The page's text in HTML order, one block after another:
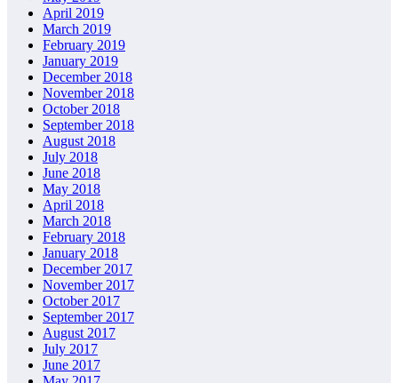
April 2019
March 2019
February 2019
January 2019
December 2018
November 2018
October 2018
September 2018
August 2018
July 2018
June 2018
May 2018
April 2018
March 2018
February 2018
January 2018
December 2017
November 2017
October 2017
September 2017
August 2017
July 2017
June 2017